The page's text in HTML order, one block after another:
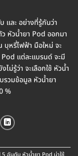
และ อย่างที่รู้กันว่า
หัวน้ำยา Pod ออกมา
บุหรี่ไฟฟ้า มือใหม่ จะ
Pod แต่ละแบรนด์ จะมี
ม่รู้ว่า จะเลือกใช้ หัวน้ำ
รวมข้อมูล หัวน้ำยา
%